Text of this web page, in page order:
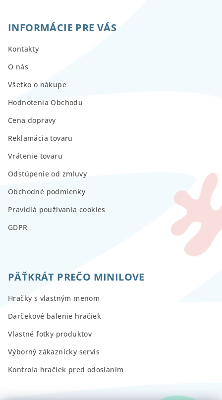
INFORMÁCIE PRE VÁS
Kontakty
O nás
Všetko o nákupe
Hodnotenia Obchodu
Cena dopravy
Reklamácia tovaru
Vrátenie tovaru
Odstúpenie od zmluvy
Obchodné podmienky
Pravidlá používania cookies
GDPR
PÄŤKRÁT PREČO MINILOVE
Hračky s vlastným menom
Darčekové balenie hračiek
Vlastné fotky produktov
Výborný zákaznícky servis
Kontrola hračiek pred odoslaním